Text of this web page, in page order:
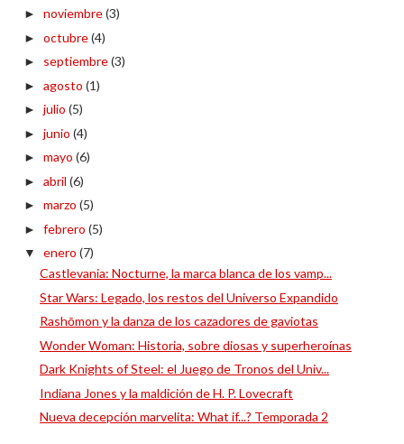
► noviembre(3)
► octubre(4)
► septiembre(3)
► agosto (1)
► julio (5)
► junio (4)
► mayo (6)
► abril (6)
► marzo (5)
► febrero (5)
▼ enero (7)
Castlevania: Nocturne, la marca blanca de los vamp...
Star Wars: Legado, los restos del Universo Expandido
Rashōmon y la danza de los cazadores de gaviotas
Wonder Woman: Historia, sobre diosas y superheroínas
Dark Knights of Steel: el Juego de Tronos del Univ...
Indiana Jones y la maldición de H. P. Lovecraft
Nueva decepción marvelita: What if...? Temporada 2